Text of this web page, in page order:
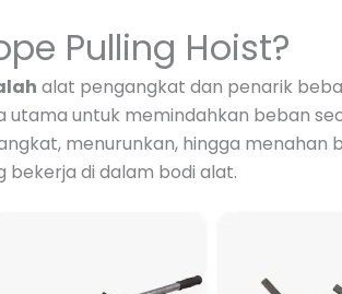
Pulling Hoist?
alat pengangkat dan penarik
utama untuk memindahkan beban
menurunkan, hingga menahan
bekerja di dalam bodi alat.